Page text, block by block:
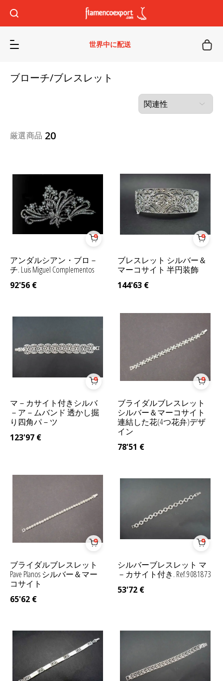
世界中に配送
ブローチ/ブレスレット
厳選商品 20
アンダルシアン・ブロ－
チ. Luis Miguel Complementos
92'56 €
ブレスレット シルバー＆
マーコサイト 半円装飾
144'63 €
マ－カサイト付きシルバ
－ア－ムバンド 透かし掘
り四角パ－ツ
123'97 €
ブライダルブレスレット
シルバー＆マーコサイト
連結した花(4つ花弁)デザ
イン
78'51 €
ブライダルブレスレット
Pave Planos シルバー＆マー
コサイト
65'62 €
シルバーブレスレット マ
－カサイト付き. Ref.9081873
53'72 €